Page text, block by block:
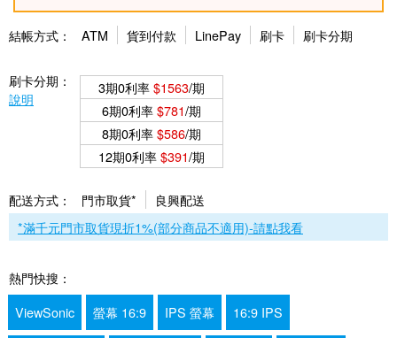
結帳方式： ATM 貨到付款 LinePay 刷卡 刷卡分期
刷卡分期：
說明
3期0利率$1563/期
6期0利率$781/期
8期0利率$586/期
12期0利率$391/期
配送方式： 門市取貨*
良興配送
*滿千元門市取貨現折1%(部分商品不適用)-請點我看
熱門快搜：
ViewSonic
螢幕 16:9 IPS 螢幕 16:9 IPS